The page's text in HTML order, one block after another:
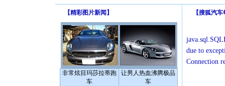
【精彩图片新闻 】
非常炫目玛莎拉蒂跑
车
让男人热血沸腾极品
车
【搜狐汽车
due to
Connection